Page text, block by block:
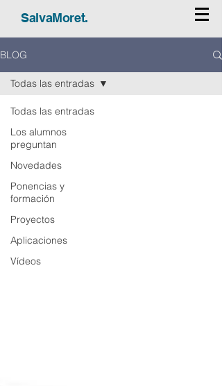
SalvaMoret.
BLOG
Todas las entradas
Los alumnos
preguntan
Novedades
Ponencias y
formación
Proyectos
Aplicaciones
Vídeos
Todas las entradas